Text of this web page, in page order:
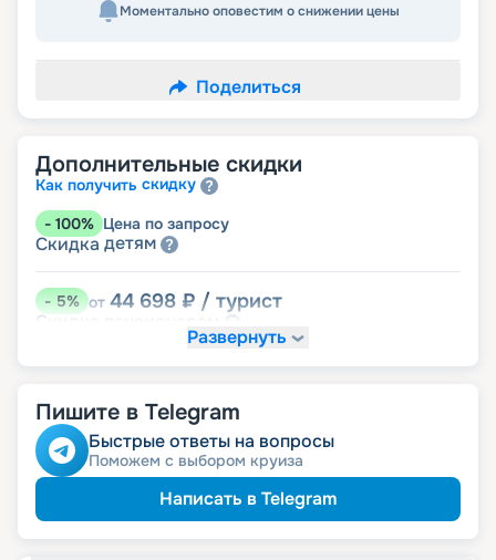
Моментально оповестим о снижении цены
Поделиться
Дополнительные скидки
Как получить скидку
- 100% Цена по запросу
Скидка детям
-5% от 44 698 ₽ / турист
Скидка
Развернуть
Пишите в Telegram
Быстрые ответы на вопросы
Поможем с выбором круиза
Написать в Telegram